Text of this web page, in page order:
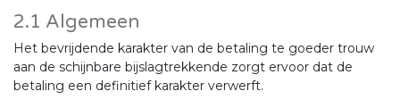
2.1 Algemeen
Het bevrijdende karakter van de betaling te goeder trouw
aan de schijnbare bijslagtrekkende zorgt ervoor dat de
betaling een definitief karakter verwerft.